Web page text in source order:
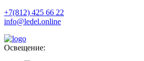
+7(812) 425 66 22
info@ledel.online
Освещение: